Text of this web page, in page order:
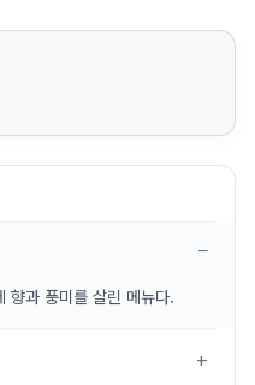
향과 풍미를 살린 메뉴다.